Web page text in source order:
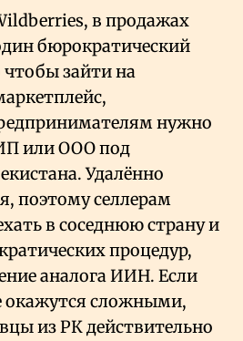
в продажах
бюрократический
зайти на
нужно
или ООО под
Удалённо
поэтому селлерам
в соседнюю страну и
процедур,
аналога ИИН. Если
окажутся сложными,
из РК действительно